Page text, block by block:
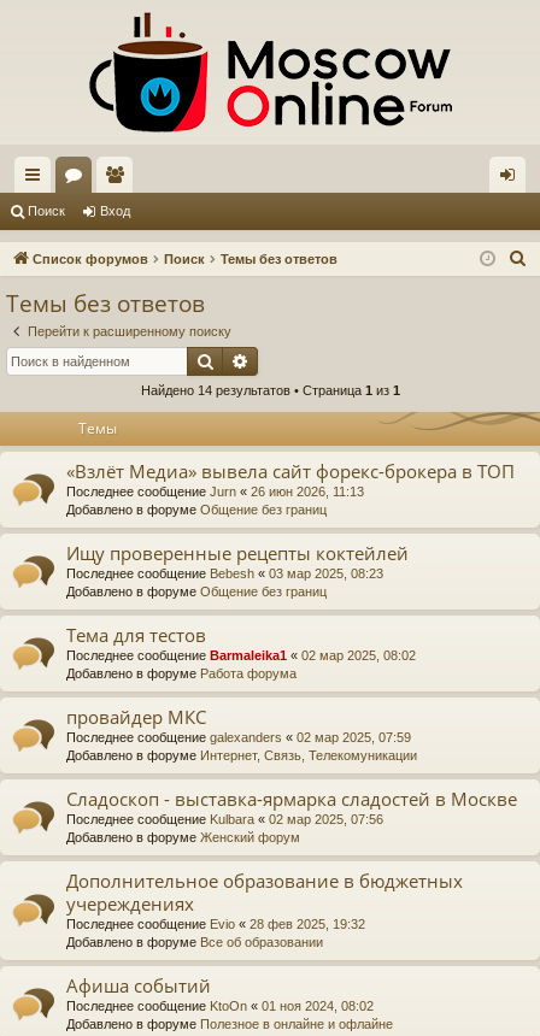
с
ы ум
ол
ьз
ел
д
Поиск Вход
Список форумов Поиск Темы без ответов
Темы без ответов
Перейти к расширенному поиску
Поиск
Найдено 14 результатов • Страница 1 из 1
Темы
«Взлёт Медиа» вывела сайт форекс-брокера в ТОП
Последнее сообщение Jurn « 26 июн 2026, 11:13
Добавлено в форуме Общение без границ
Ищу проверенные рецепты коктейлей
Последнее сообщение Bebesh « 03 мар 2025, 08:23
Добавлено в форуме Общение без границ
Тема для тестов
Последнее сообщение Barmaleika1 « 02 мар 2025, 08:02
Добавлено в форуме Работа форума
провайдер МКС
Последнее сообщение galexanders « 02 мар 2025, 07:59
Добавлено в форуме Интернет, Связь, Телекомуникации
Сладоскоп - выставка-ярмарка сладостей в Москве
Последнее сообщение Kulbara « 02 мар 2025, 07:56
Добавлено в форуме Женский форум
Дополнительное образование в бюджетных
учереждениях
Последнее сообщение Evio « 28 фев 2025, 19:32
Добавлено в форуме Все об образовании
Афиша событий
Последнее сообщение KtoOn « 01 ноя 2024, 08:02
Добавлено в форуме Полезное в онлайне и офлайне